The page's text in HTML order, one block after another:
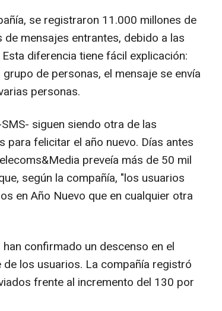
se registraron 11.000 millones de
mensajes entrantes, debido a las
diferencia tiene fácil explicación:
de personas, el mensaje se envía
personas.
siguen siendo otra de las
felicitar el año nuevo. Días antes
preveía más de 50 mil
según la compañía, "los usuarios
en Año Nuevo que en cualquier otra
confirmado un descenso en el
los usuarios. La compañía registró
frente al incremento del 130 por